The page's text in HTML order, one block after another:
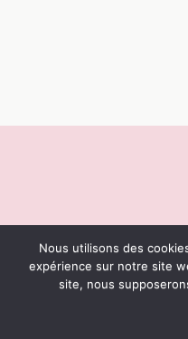
Nous utilisons des
expérience sur notre site
site, nous